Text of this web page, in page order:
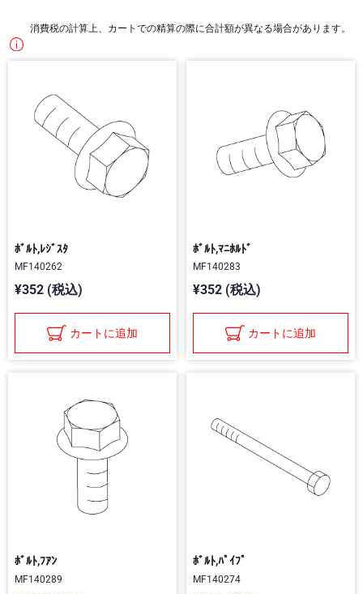
消費税の計算上、カートでの精算の際に合計額が異なる場合があります。
ﾎﾞﾙﾄ,ﾚｼﾞｽﾀ
MF140262
¥352 (税込)
カートに追加
ﾎﾞﾙﾄ,ﾏﾆﾎﾙﾄﾞ
MF140283
¥352 (税込)
カートに追加
ﾎﾞﾙﾄ,ﾌｱﾝ
MF140289
ﾎﾞﾙﾄ,ﾊﾟｲﾌﾟ
MF140274